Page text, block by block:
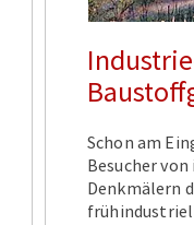
Schon am
Besucher
Denkmälern